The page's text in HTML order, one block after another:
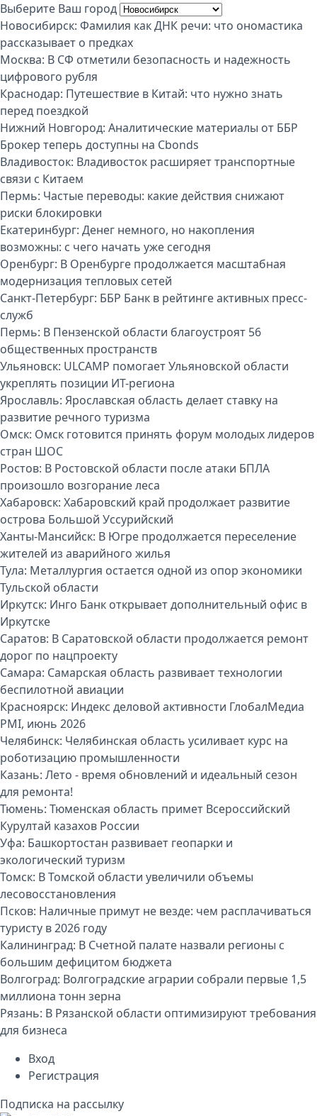
Выберите Ваш город
Новосибирск: Фамилия как ДНК речи: что ономастика
рассказывает о предках
Москва: В СФ отметили безопасность и надежность
цифрового рубля
Краснодар: Путешествие в Китай: что нужно знать
перед поездкой
Нижний Новгород: Аналитические материалы от ББР
Брокер теперь доступны на Cbonds
Владивосток: Владивосток расширяет транспортные
связи с Китаем
Пермь: Частые переводы: какие действия снижают
риски блокировки
Екатеринбург: Денег немного, но накопления
возможны: с чего начать уже сегодня
Оренбург: В Оренбурге продолжается масштабная
модернизация тепловых сетей
Санкт-Петербург: ББР Банк в рейтинге активных пресс-
служб
Пермь: В Пензенской области благоустроят 56
общественных пространств
Ульяновск: ULCAMP помогает Ульяновской области
укреплять позиции ИТ-региона
Ярославль: Ярославская область делает ставку на
развитие речного туризма
Омск: Омск готовится принять форум молодых лидеров
стран ШОС
Ростов: В Ростовской области после атаки БПЛА
произошло возгорание леса
Хабаровск: Хабаровский край продолжает развитие
острова Большой Уссурийский
Ханты-Мансийск: В Югре продолжается переселение
жителей из аварийного жилья
Тула: Металлургия остается одной из опор экономики
Тульской области
Иркутск: Инго Банк открывает дополнительный офис в
Иркутске
Саратов: В Саратовской области продолжается ремонт
дорог по нацпроекту
Самара: Самарская область развивает технологии
беспилотной авиации
Красноярск: Индекс деловой активности ГлобалМедиа
PMI, июнь 2026
Челябинск: Челябинская область усиливает курс на
роботизацию промышленности
Казань: Лето - время обновлений и идеальный сезон
для ремонта!
Тюмень: Тюменская область примет Всероссийский
Курултай казахов России
Уфа: Башкортостан развивает геопарки и
экологический туризм
Томск: В Томской области увеличили объемы
лесовосстановления
Псков: Наличные примут не везде: чем расплачиваться
туристу в 2026 году
Калининград: В Счетной палате назвали регионы с
большим дефицитом бюджета
Волгоград: Волгоградские аграрии собрали первые 1,5
миллиона тонн зерна
Рязань: В Рязанской области оптимизируют требования
для бизнеса
Вход
Регистрация
Подписка на рассылку